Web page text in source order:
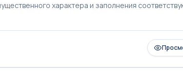
характера и заполнения